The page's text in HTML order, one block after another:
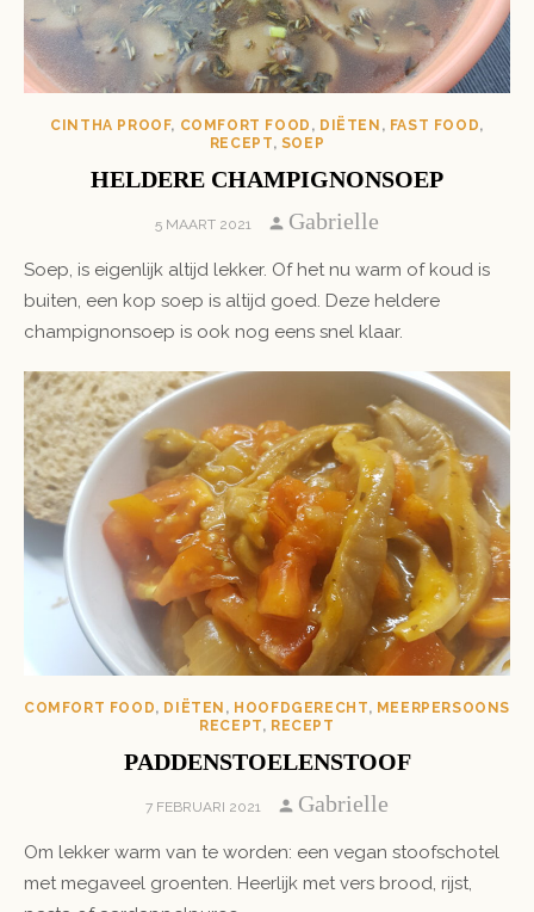
CINTHA PROOF, COMFORT FOOD , DIËTEN , FAST FOOD,
RECEPT, SOEP
HELDERE CHAMPIGNONSOEP
POSTED
5 MAART 2021 Author
Gabrielle
Soep, is eigenlijk altijd lekker. Of het nu warm of koud is
buiten, een kop soep is altijd goed. Deze heldere
champignonsoep is ook nog eens snel klaar.
COMFORT FOOD, DIËTEN , HOOFDGERECHT, MEERPERSOONS
RECEPT, RECEPT
PADDENSTOELENSTOOF
POSTED
7 FEBRUARI 2021 Author
Gabrielle
Om lekker warm van te worden: een vegan stoofschotel
met megaveel groenten. Heerlijk met vers brood, rijst,